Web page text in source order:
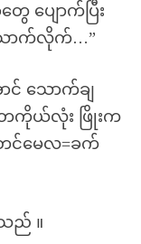
ပျောက်ပြီး
ောက်လိုက်…”
င် သောက်ချ
ကိုယ်လုံး ဖြိုးက
တင်မေလ=ခက်
ည် ။